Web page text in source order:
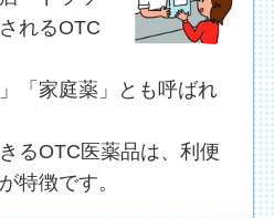
れるOTC
「家庭薬」とも呼ばれ
るOTC医薬品は、利便
特徴です。